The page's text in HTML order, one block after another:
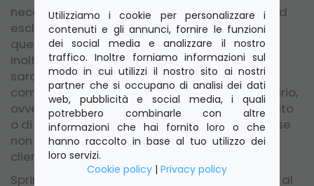
necessarie informative contrattuali sempre ed
esclusivamente attivate su richiesta di
quest'ultimo (art. 12, lett. A e B, L. 675/96).
Inoltre, i dati personali forniti dai clienti non
saranno utilizzati ai fini di informazione
commerciale o di invio di materiale pubblicitario,
ovvero per il compimento di ricerche di mercato
o di comunicazione commerciale interattiva, se
non con preventivo espresso consenso del
cliente.
Sprint Computer Services S.r.l. dà la possibilità al
Utilizziamo i cookie per personalizzare i
contenuti e gli annunci, fornire le funzioni
dei social media e analizzare il nostro
traffico. Inoltre forniamo informazioni sul
modo in cui utilizzi il nostro sito ai nostri
partner che si occupano di analisi dei dati
web, pubblicità e social media, i quali
potrebbero combinarle con altre
informazioni che hai fornito loro o che
hanno raccolto in base al tuo utilizzo dei
loro servizi.
Cookie policy | Privacy policy